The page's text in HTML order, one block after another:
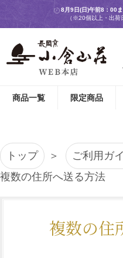
8月9日(日)午前8：00
（※20個以上・出荷
商品一覧 限定商品
トップ
ご利用ガ
複数の住所へ送る方法
複数の住